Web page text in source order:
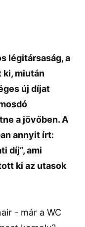
légitársaság, a
ki, miután
új díjat
a jövőben. A
annyit írt:
díj”, ami
ki az utasok